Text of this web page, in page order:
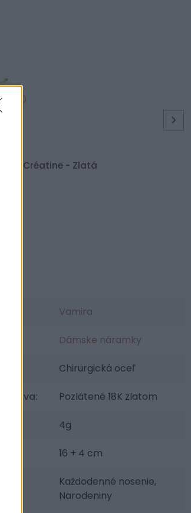
Créatine - Zlatá
Vamira
Dámske náramky
Chirurgická oceľ
úprava: Pozlátené 18K zlatom
4g
16 + 4 cm
Každodenné nosenie,
Narodeniny